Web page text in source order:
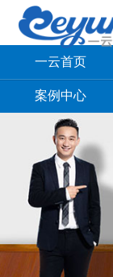
一云首页
案例中心